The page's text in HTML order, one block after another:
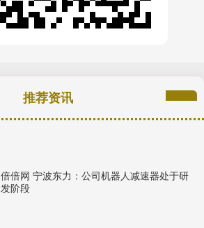
推荐资讯
倍倍网 宁波东力：公司机器人减速器处于研
发阶段